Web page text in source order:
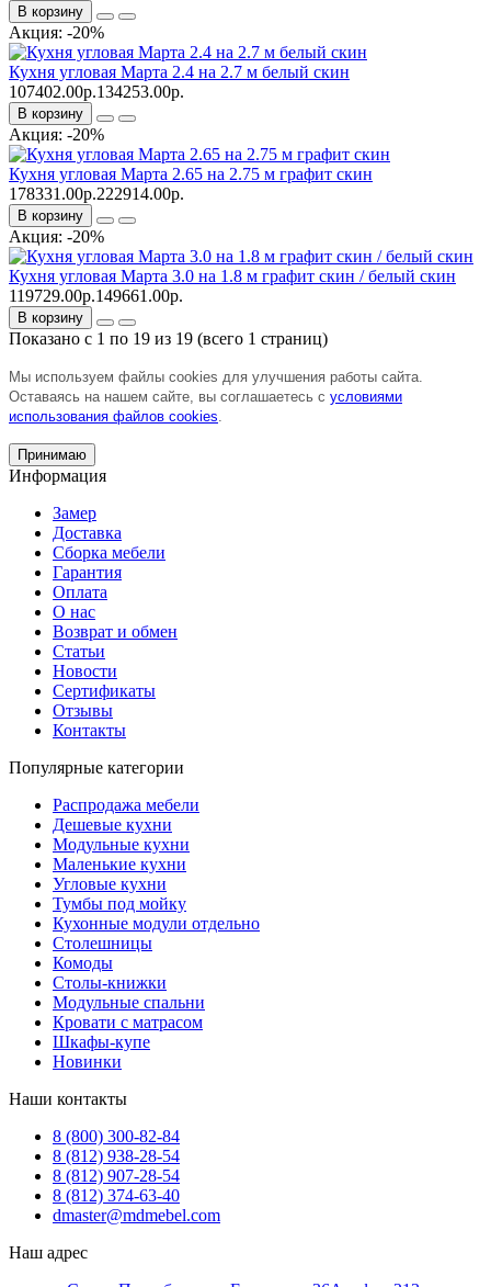
В корзину
Акция: -20%
Кухня угловая Марта 2.4 на 2.7 м белый скин
107402.00р.134253.00р.
В корзину
Акция: -20%
Кухня угловая Марта 2.65 на 2.75 м графит скин
178331.00р.222914.00р.
В корзину
Акция: -20%
Кухня угловая Марта 3.0 на 1.8 м графит скин / белый скин
119729.00р.149661.00р.
В корзину
Показано с 1 по 19 из 19 (всего 1 страниц)
Мы используем файлы cookies для улучшения работы сайта.
Оставаясь на нашем сайте, вы соглашаетесь с условиями
использования файлов cookies
Принимаю
Информация
Замер
Доставка
Сборка мебели
Гарантия
Оплата
О нас
Возврат и обмен
Статьи
Новости
Сертификаты
Отзывы
Контакты
Популярные категории
Распродажа мебели
Дешевые кухни
Модульные кухни
Маленькие кухни
Угловые кухни
Тумбы под мойку
Кухонные модули отдельно
Столешницы
Комоды
Столы-книжки
Модульные спальни
Кровати с матрасом
Шкафы-купе
Новинки
Наши контакты
8 (800) 300-82-84
8 (812) 938-28-54
8 (812) 907-28-54
8 (812) 374-63-40
dmaster@mdmebel.com
Наш адрес